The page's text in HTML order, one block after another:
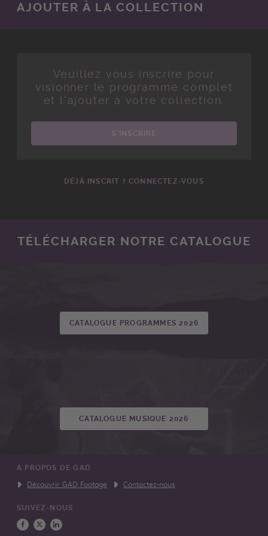
AJOUTER À LA COLLECTION
Veuillez vous inscrire pour
visionner le programme complet
et l'ajouter à votre collection.
S'INSCRIRE
DÉJÀ INSCRIT ? CONNECTEZ-VOUS
TÉLÉCHARGER NOTRE CATALOGUE
CATALOGUE PROGRAMMES 2026
CATALOGUE MUSIQUE 2026
A PROPOS DE GAD
Découvrir GAD Footage Contactez-nous
SUIVEZ-NOUS